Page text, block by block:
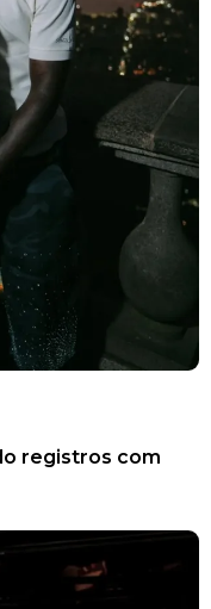
registros com